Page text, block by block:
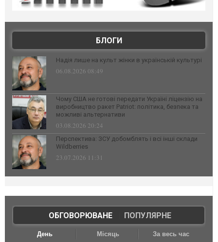
БЛОГИ
Надія лише на культ жінки в українській культурі
06.08.2026 08:49
Чому США не готові передати Україні ліцензію на
виробництво ракет Patriot: політика, безпека та
можливі альтернативи
03.08.2026 20:24
Перспектива: ЗСУ добомблять і всі інші склади
Wildberries
23.07.2026 11:31
ОБГОВОРЮВАНЕ| ПОПУЛЯРНЕ
День Місяць За весь час